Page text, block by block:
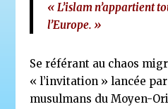
« L’islam n’appartient
l’Europe. »
Se référant au chaos
« l’invitation » lancée
musulmans du Moyen-